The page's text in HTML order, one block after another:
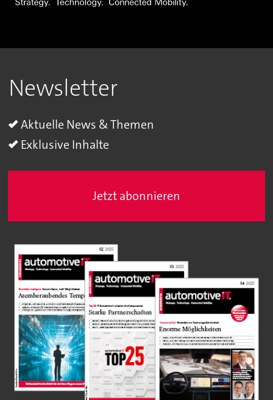
Newsletter
Aktuelle News & Themen
Exklusive Inhalte
Jetzt abonnieren